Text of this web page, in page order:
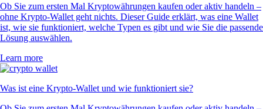
Ob Sie zum ersten Mal Kryptowährungen kaufen oder aktiv handeln –
ohne Krypto-Wallet geht nichts. Dieser Guide erklärt, was eine Wallet
ist, wie sie funktioniert, welche Typen es gibt und wie Sie die passende
Lösung auswählen.
Learn more
Was ist eine Krypto-Wallet und wie funktioniert sie?